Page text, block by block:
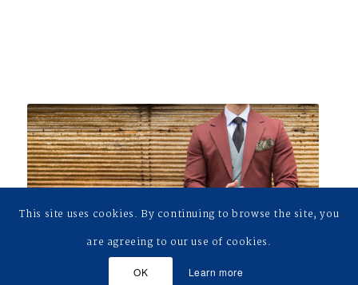
This site uses cookies. By continuing to browse the site, you
are agreeing to our use of cookies.
OK Learn more